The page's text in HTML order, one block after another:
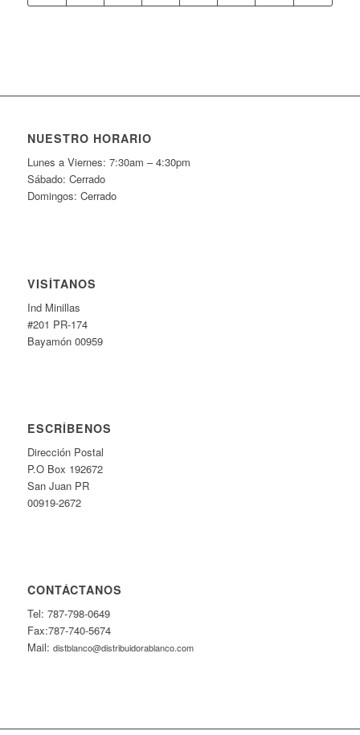
NUESTRO HORARIO
Lunes a Viernes: 7:30am – 4:30pm
Sábado: Cerrado
Domingos: Cerrado
VISÍTANOS
Ind Minillas
#201 PR-174
Bayamón 00959
ESCRÍBENOS
Dirección Postal
P.O Box 192672
San Juan PR
00919-2672
CONTÁCTANOS
Tel: 787-798-0649
Fax:787-740-5674
Mail: distblanco@distribuidorablanco.com